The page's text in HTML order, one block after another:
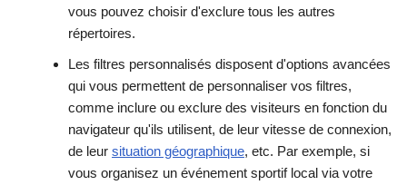
vous pouvez choisir d'exclure tous les autres
répertoires.
Les filtres personnalisés disposent d'options avancées
qui vous permettent de personnaliser vos filtres,
comme inclure ou exclure des visiteurs en fonction du
navigateur qu'ils utilisent, de leur vitesse de connexion,
de leur situation géographique, etc. Par exemple, si
vous organisez un événement sportif local via votre